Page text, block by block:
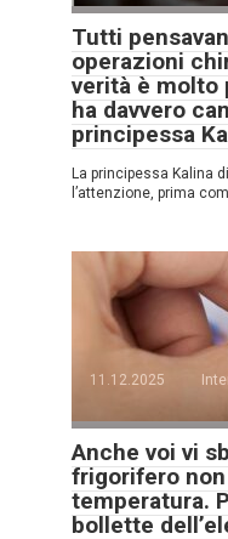
Tutti
operazioni
verità è molto
ha davvero
principessa
La principessa Kalina
l’attenzione, prima
11.12.2025
Anche voi vi
frigorifero
temperatura.
bollette